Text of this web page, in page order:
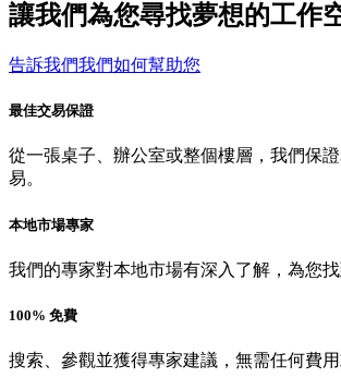
讓我們為您尋找夢想的工作
告訴我們我們如何幫助您
最佳交易保證
從一張桌子、辦公室或整個樓層，我們保
易。
本地市場專家
我們的專家對本地市場有深入了解，為您找
100% 免費
搜索、參觀並獲得專家建議，無需任何費用